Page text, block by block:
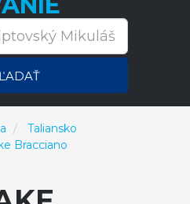
Taliansko
Bracciano